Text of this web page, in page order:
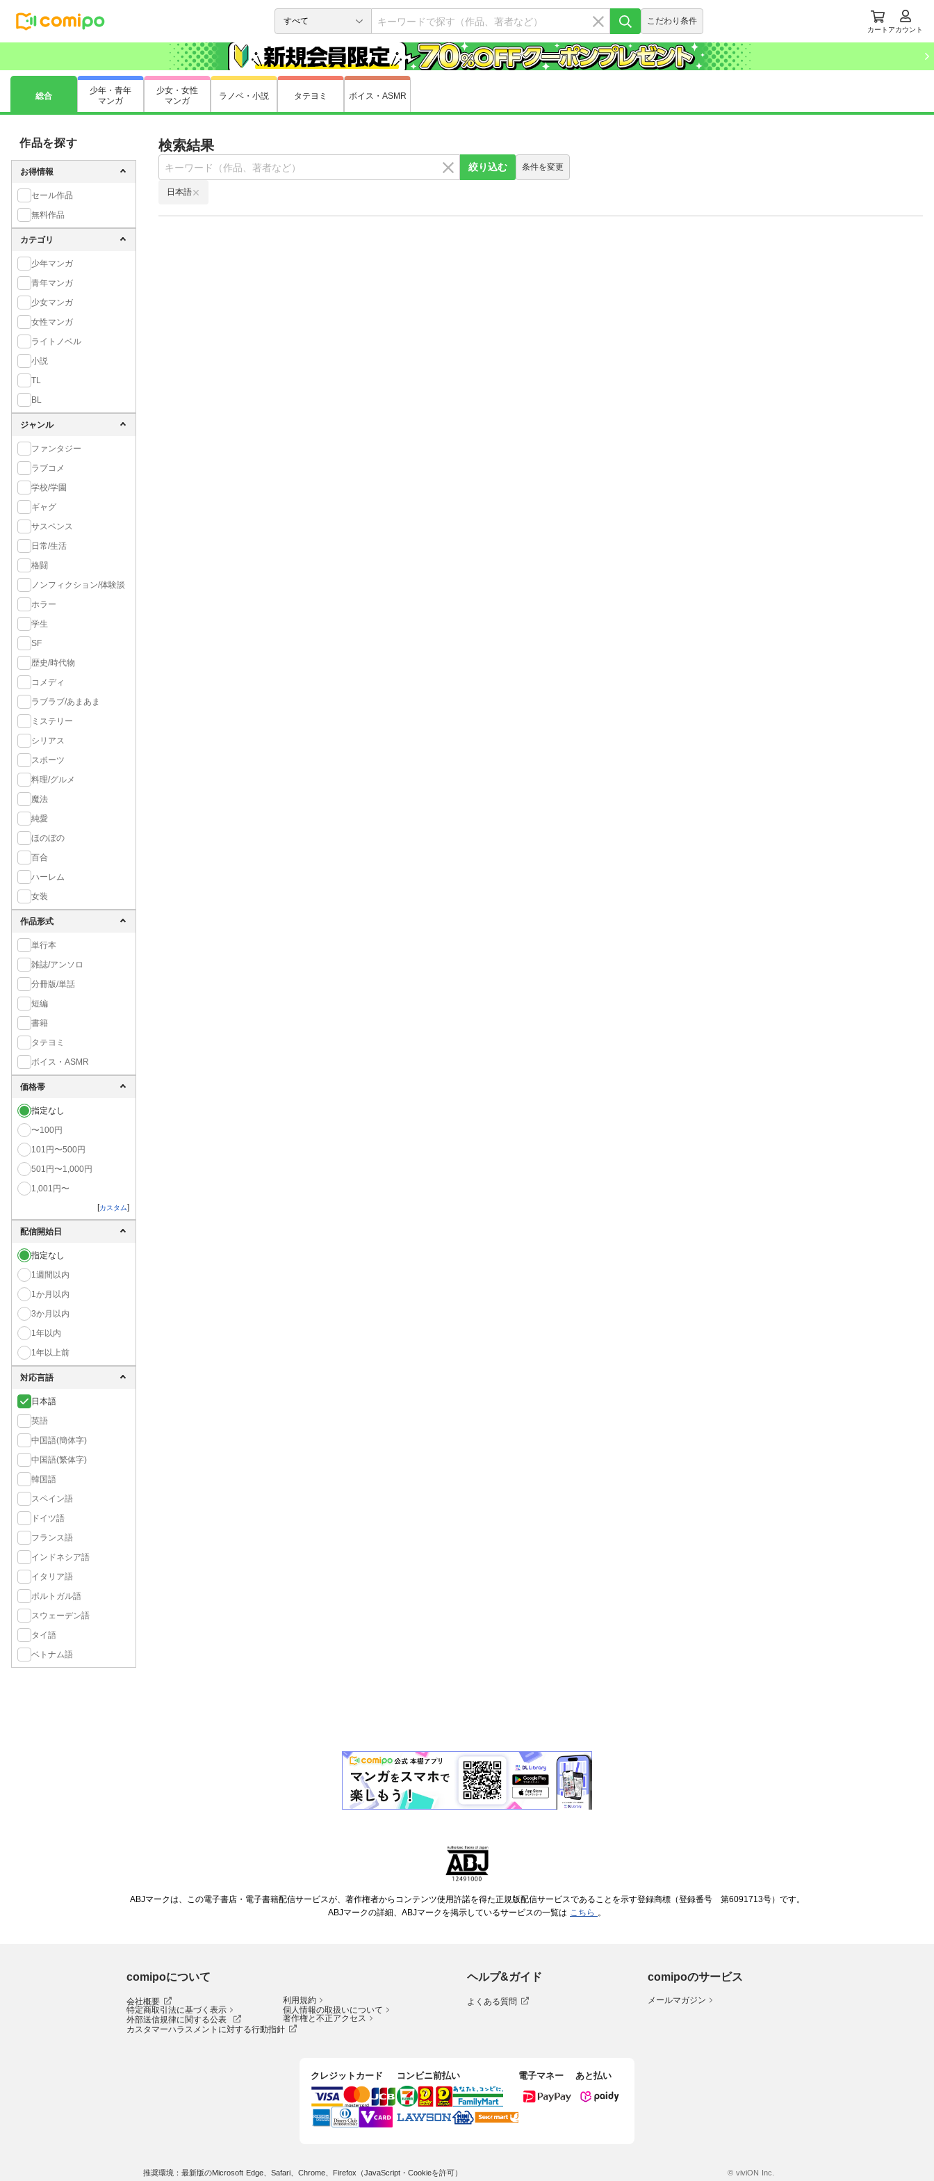
こだわり条件
カート アカウント
総合
少年・青年
マンガ
少女・女性
マンガ
ラノベ・小説 タテヨミ ボイス・ASMR
作品を探す
お得情報
セール作品
無料作品
カテゴリ
少年マンガ
青年マンガ
少女マンガ
女性マンガ
ライトノベル
小説
TL
BL
ジャンル
ファンタジー
ラブコメ
学校/学園
ギャグ
サスペンス
日常/生活
格闘
ノンフィクション/体験談
ホラー
学生
SF
歴史/時代物
コメディ
ラブラブ/あまあま
ミステリー
シリアス
スポーツ
料理/グルメ
魔法
純愛
ほのぼの
百合
ハーレム
女装
作品形式
単行本
雑誌/アンソロ
分冊版/単話
短編
書籍
タテヨミ
ボイス・ASMR
価格帯
指定なし
〜100円
101円〜500円
501円〜1,000円
1,001円〜
[カスタム]
配信開始日
指定なし
1週間以内
1か月以内
3か月以内
1年以内
1年以上前
対応言語
日本語
英語
中国語(簡体字)
中国語(繁体字)
韓国語
スペイン語
ドイツ語
フランス語
インドネシア語
イタリア語
ポルトガル語
スウェーデン語
タイ語
ベトナム語
検索結果
絞り込む 条件を変更
日本語
ABJマークは、この電子書店・電子書籍配信サービスが、著作権者からコンテンツ使用許諾を得た正規版配信サービスであることを示す登録商標（登録番号 第6091713号）です。
ABJマークの詳細、ABJマークを掲示しているサービスの一覧は こちら 。
comipoについて
会社概要
利用規約
特定商取引法に基づく表示
個人情報の取扱いについて
外部送信規律に関する公表
著作権と不正アクセス
カスタマーハラスメントに対する行動指針
ヘルプ&ガイド
よくある質問
comipoのサービス
メールマガジン
クレジットカード コンビニ前払い 電子マネー あと払い
推奨環境：最新版のMicrosoft Edge、Safari、Chrome、Firefox（JavaScript・Cookieを許可） © viviON Inc.